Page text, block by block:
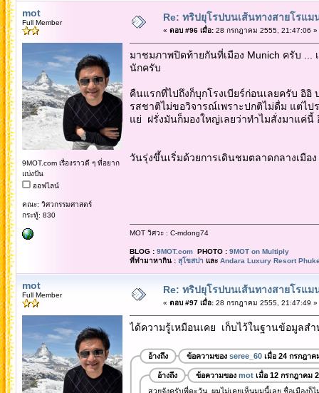
mot
Full Member
9MOT.com เรื่องราวดี ๆ ที่อยาก
แบ่งปัน
ออฟไลน์
คณะ: วิศวกรรมศาสตร์
กระทู้: 830
Re: ทริปยุโรปบนเส้นทางสายโรแม
« ตอบ #96 เมื่อ:28 กรกฎาคม 2555, 21:47:06 »
มาชมภาพปิดท้ายกันที่เมือง Munich ครับ ...
นักครับ
คืนแรกที่ไปถึงก็บุกโรงเบียร์ก่อนเลยครับ อิ
รสชาติไม่ขอวิจารณ์เพราะปกติไม่ดื่ม แต่ไป
แย่ ฝรั่งมันก็มองใหญ่เลยว่าทำไมสั่งมาแค่นี้
วันรุ่งขึ้นเริ่มด้วยการเดินชมตลาดกลางเมือ
MOT วิศวะ : C-mdong74
BLOG : 9MOT.comPHOTO : 9MOT on Multiply
ที่ทำมาหากิน : สุโขสปา และ Andara Luxury Resort
mot
Full Member Re: ทริปยุโรปบนเส้นทางสายโรแม
« ตอบ #97 เมื่อ:28 กรกฎาคม 2555, 21:47:49 »
ได้ความรู้เหมือนเคย เก็บไว้ในฐานข้อมูลส
อ้างถึง ข้อความของ seree_60เมื่อ 24 กรกฎาค
อ้างถึง ข้อความของ motเมื่อ 12 กรกฎาคม
สวยจังครับพี่ตะวัน ผมไม่เคยเห็นมุมนี้เลย ชื่อเมืองก็